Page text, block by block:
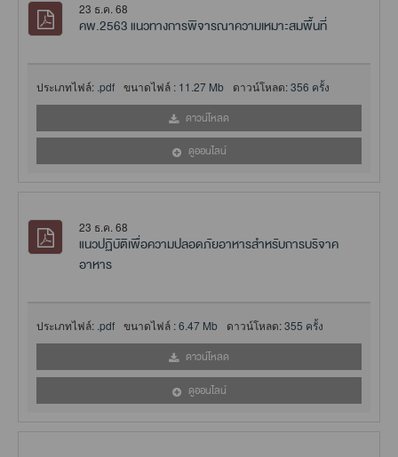
23 ธ.ค. 68
คพ.2563 แนวทางการพิจารณาความเหมาะสมพื้นที่
ประเภทไฟล์: .pdf ขนาดไฟล์ : 11.27 Mb ดาวน์โหลด:356 ครั้ง
ดาวน์โหลด
ดูออนไลน์
23 ธ.ค. 68
แนวปฏิบัติเพื่อความปลอดภัยอาหารสำหรับการบริจาค
อาหาร
ประเภทไฟล์: .pdf ขนาดไฟล์ :6.47 Mb ดาวน์โหลด:355 ครั้ง
ดาวน์โหลด
ดูออนไลน์